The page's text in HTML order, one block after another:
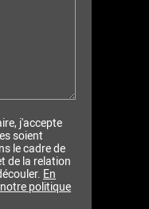
j'accepte
soient
le cadre de
de la relation
En
politique